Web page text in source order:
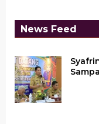
News Feed